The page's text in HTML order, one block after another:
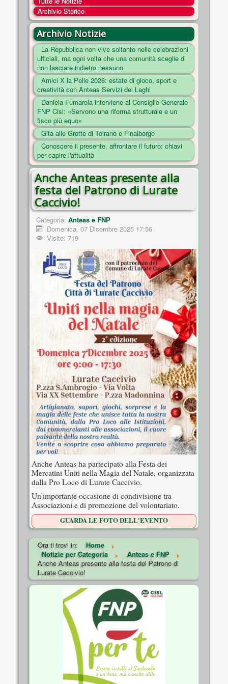
COSA FACCIAMO
ENTI
NOTIZIE
ESSENZIALI
MAPPA DEL SITO
CONVENZIONI
FOTO
SOCIAL
Archivio Storico
Archivio Notizie
La Repubblica non vive soltanto nelle celebrazioni
ufficiali, ma ogni volta che una comunità sceglie di
non lasciare indietro nessuno
Amici X la Pelle 2026: estate di gioco, sport e
creatività con Anteas Servizi dei Laghi
Daniela Fumarola interviene al Consiglio Generale
FNP Cisl: «Servono una riforma strutturale e un
fisco più equo»
Gita alle Grotte di Toirano e Finalborgo
Conoscere il presente, affrontare il futuro: chiavi
per capire l'attualità
Anche Anteas presente alla
festa del Patrono di Lurate
Caccivio!
Categoria: Anteas e FNP
Domenica, 07 Dicembre 2025 17:56
Visite: 719
Anche Anteas ha partecipato alla Festa dei
Mercatini Uniti nella Magia del Natale, organizzata
dalla Pro Loco di Lurate Caccivio.
Un'importante occasione di condivisione tra
Associazioni e di promozione del volontariato.
GUARDA LE FOTO DELL'EVENTO
Ora ti trovi in:
Home
Notizie per Categoria
Anteas e FNP
Anche Anteas presente alla festa del Patrono di
Lurate Caccivio!